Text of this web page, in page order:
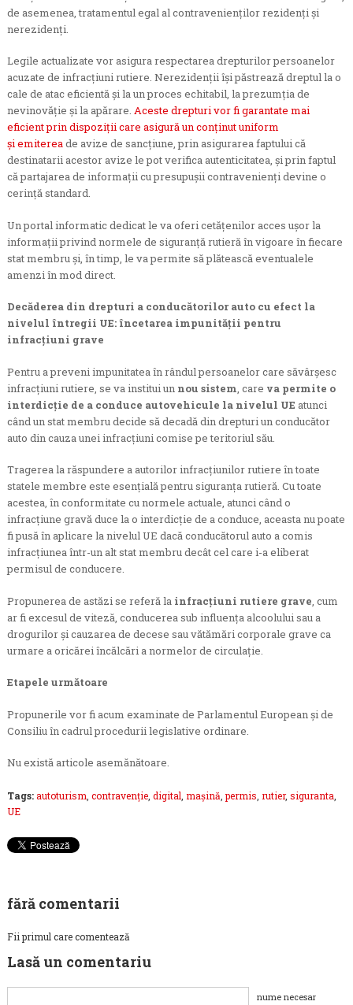
de asemenea, tratamentul egal al contravenienților rezidenți și
nerezidenți.
Legile actualizate vor asigura respectarea drepturilor persoanelor
acuzate de infracțiuni rutiere. Nerezidenții își păstrează dreptul la o
cale de atac eficientă și la un proces echitabil, la prezumția de
nevinovăție și la apărare. Aceste drepturi vor fi garantate mai
eficient prin dispoziții care asigură un conținut uniform
și emitereade avize de sancțiune, prin asigurarea faptului că
destinatarii acestor avize le pot verifica autenticitatea, și prin faptul
că partajarea de informații cu presupușii contravenienți devine o
cerință standard.
Un portal informatic dedicat le va oferi cetățenilor acces ușor la
informații privind normele de siguranță rutieră în vigoare în fiecare
stat membru și, în timp, le va permite să plătească eventualele
amenzi în mod direct.
Decăderea din drepturi a conducătorilor auto cu efect la
nivelul întregii UE: încetarea impunității pentru
infracțiuni grave
Pentru a preveni impunitatea în rândul persoanelor care săvârșesc
infracțiuni rutiere, se va institui un nou sistem , care va permite o
interdicție de a conduce autovehicule la nivelul UE atunci
când un stat membru decide să decadă din drepturi un conducător
auto din cauza unei infracțiuni comise pe teritoriul său.
Tragerea la răspundere a autorilor infracțiunilor rutiere în toate
statele membre este esențială pentru siguranța rutieră. Cu toate
acestea, în conformitate cu normele actuale, atunci când o
infracțiune gravă duce la o interdicție de a conduce, aceasta nu poate
fi pusă în aplicare la nivelul UE dacă conducătorul auto a comis
infracțiunea într-un alt stat membru decât cel care i-a eliberat
permisul de conducere.
Propunerea de astăzi se referă la infracțiuni rutiere grave , cum
ar fi excesul de viteză, conducerea sub influența alcoolului sau a
drogurilor și cauzarea de decese sau vătămări corporale grave ca
urmare a oricărei încălcări a normelor de circulație.
Etapele următoare
Propunerile vor fi acum examinate de Parlamentul European și de
Consiliu în cadrul procedurii legislative ordinare.
Nu există articole asemănătoare.
Tags:autoturism contravenţie, digital maşină ,permis rutier, siguranta
UE
fără comentarii
Fii primul care comentează
Lasă un comentariu
nume necesar